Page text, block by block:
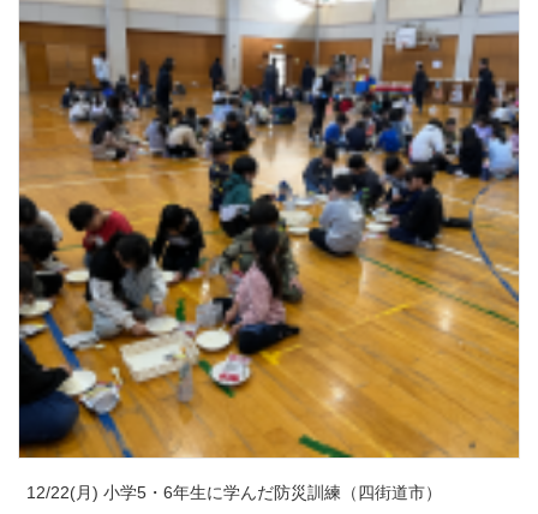
12/22(月) 小学5・6年生に学んだ防災訓練（四街道市）